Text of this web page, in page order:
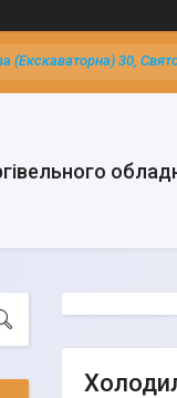
(Екскаваторна) 30,